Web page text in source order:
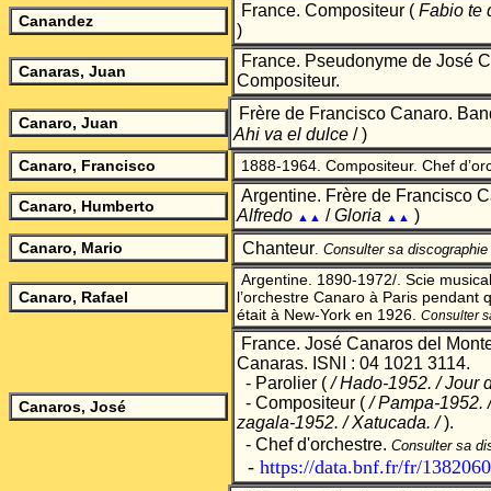
Canandez
France. Compositeur ( Fabio te
)
Canaras, Juan
France. Pseudonyme de José
Compositeur.
Canaro, Juan
Frère de Francisco Canaro.
Ahi va el dulce / )
Canaro, Francisco 1888-1964. Compositeur. Chef
Canaro, Humberto
Argentine. Frère de Francisco
Alfredo ▲▲ /Gloria ▲▲ )
Canaro, Mario Chanteur. Consulter sa discographie
Canaro, Rafael
Argentine. 1890-1972/. Scie
l’orchestre Canaro à Paris pendant
était à New-York en 1926. Consulter
Canaros, José
France. José Canaros del
Canaras. ISNI : 04 1021 3114.
- Parolier (/ Hado-1952. / Jour
- Compositeur (/ Pampa-1952.
zagala-1952. / Xatucada. /).
- Chef d'orchestre. Consulter sa
- https://data.bnf.fr/fr/